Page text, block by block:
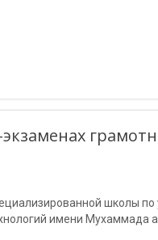
школы по
имени Мухаммада